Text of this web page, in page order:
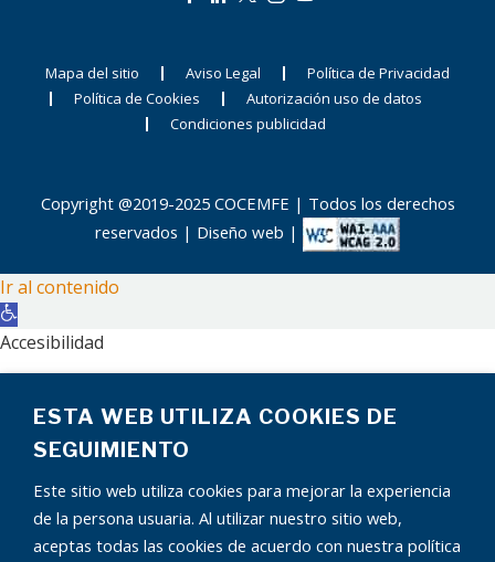
Mapa del sitio Aviso Legal
Política de Privacidad
Política de Cookies
Autorización uso de datos
Condiciones publicidad
Copyright @2019-2025 COCEMFE | Todos los derechos
reservados | Diseño web |
ESTA WEB UTILIZA COOKIES DE
SEGUIMIENTO
Este sitio web utiliza cookies para mejorar la experiencia
de la persona usuaria. Al utilizar nuestro sitio web,
aceptas todas las cookies de acuerdo con nuestra política
Ir al contenido
Abrir
barra
de
Accesibilidad
Disminuir texto
Escala de grises
Contraste negativo
Fondo claro
Subrayar enlaces